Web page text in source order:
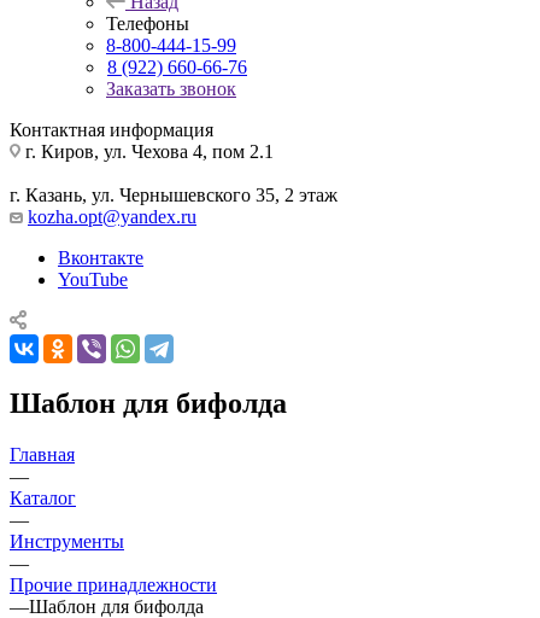
Телефоны
8-800-444-15-99
8 (922) 660-66-76
Заказать звонок
Контактная информация
г. Киров, ул. Чехова 4, пом 2.1
г. Казань, ул. Чернышевского 35, 2 этаж
kozha.opt@yandex.ru
Вконтакте
YouTube
Шаблон для бифолда
Главная
—
Каталог
—
Инструменты
—
Прочие принадлежности
—Шаблон для бифолда